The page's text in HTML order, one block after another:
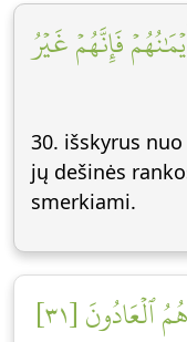
فَإِنَّهُمۡ غَيۡرُ
30. išskyrus
jų dešinės
smerkiami.
[٣١]